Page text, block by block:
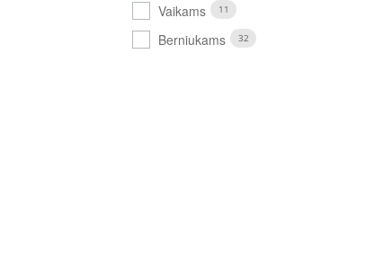
Vaikams 11
Berniukams 32